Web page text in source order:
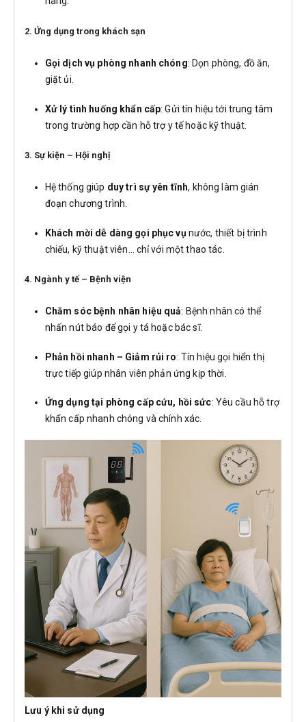
2. Ứng dụng trong khách sạn
Gọi dịch vụ phòng nhanh chóng: Dọn phòng, đồ ăn,
giặt ủi.
Xử lý tình huống khẩn cấp: Gửi tín hiệu tới trung tâm
trong trường hợp cần hỗ trợ y tế hoặc kỹ thuật.
3. Sự kiện – Hội nghị
Hệ thống giúp duy trì sự yên tĩnh, không làm gián
đoạn chương trình.
Khách mời dễ dàng gọi phục vụnước, thiết bị trình
chiếu, kỹ thuật viên… chỉ với một thao tác.
4. Ngành y tế – Bệnh viện
Chăm sóc bệnh nhân hiệu quả: Bệnh nhân có thể
nhấn nút báo để gọi y tá hoặc bác sĩ.
Phản hồi nhanh – Giảm rủi ro: Tín hiệu gọi hiển thị
trực tiếp giúp nhân viên phản ứng kịp thời.
Ứng dụng tại phòng cấp cứu, hồi sức: Yêu cầu hỗ trợ
khẩn cấp nhanh chóng và chính xác.
Lưu ý khi sử dụng